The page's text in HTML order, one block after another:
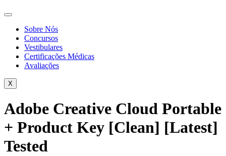
Sobre Nós
Concursos
Vestibulares
Certificações Médicas
Avaliações
X
Adobe Creative Cloud Portable
+ Product Key [Clean] [Latest]
Tested